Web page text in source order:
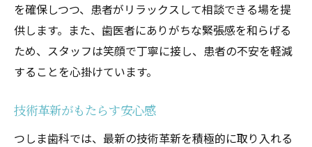
を確保しつつ、患者がリラックスして相談できる場を提
供します。また、歯医者にありがちな緊張感を和らげる
ため、スタッフは笑顔で丁寧に接し、患者の不安を軽減
することを心掛けています。
技術革新がもたらす安心感
つしま歯科では、最新の技術革新を積極的に取り入れる